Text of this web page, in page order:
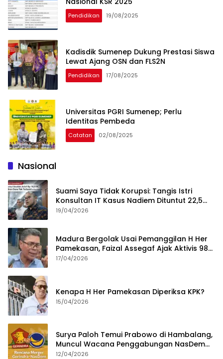
Pendidikan 19/08/2025
Kadisdik Sumenep Dukung Prestasi Siswa
Lewat Ajang OSN dan FLS2N
Pendidikan 17/08/2025
Universitas PGRI Sumenep; Perlu
Identitas Pembeda
Catatan 02/08/2025
Nasional
Suami Saya Tidak Korupsi: Tangis Istri
Konsultan IT Kasus Nadiem Dituntut 22,5
Tahun
19/04/2026
Madura Bergolak Usai Pemanggilan H Her
Pamekasan, Faizal Assegaf Ajak Aktivis 98
Bongkar Permainan KPK
17/04/2026
Kenapa H Her Pamekasan Diperiksa KPK?
15/04/2026
Surya Paloh Temui Prabowo di Hambalang,
Muncul Wacana Penggabungan NasDem
dan Gerindra
12/04/2026